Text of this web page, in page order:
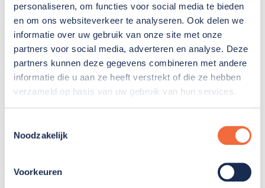
personaliseren, om functies voor social media te bieden
en om ons websiteverkeer te analyseren. Ook delen we
informatie over uw gebruik van onze site met onze
partners voor social media, adverteren en analyse. Deze
partners kunnen deze gegevens combineren met andere
informatie die u aan ze heeft verstrekt of die ze hebben
verzameld op basis van uw gebruik van hun services.
Noodzakelijk
Voorkeuren
werkgevers en werkzoekenden om elkaar op een